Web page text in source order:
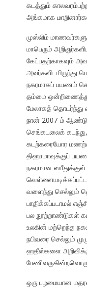
கடத்தும்
அங்கமாக
முஸ்லிம்
மாபெரும்
கேட்பதற்காகவும்
அவர்களிடமிருந்து
நகரமாகப் பயணம்
தம்மை
மேலாகத் தொடர்ந்து
நான் 2007-ம் ஆண்டு
செங்கடலைக்
கடற்கரையோர
திஹாமாவுக்குப்
நகரமான
வளைந்து செல்லும்
பாதிக்கப்படாமல்
பல நூற்றாண்டுகள்
உலகின் மற்றெந்த
நபிவரை செல்லும்
ஹதீஸ்களை
ஒரு பழமையான